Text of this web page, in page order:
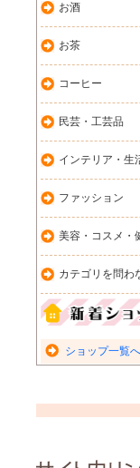
お酒
お茶
コーヒー
民芸・工芸品
インテリア・生
ファッション
美容・コスメ・
カテゴリを問わ
ショップ一覧へ